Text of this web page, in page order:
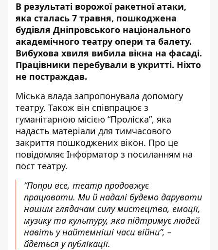
В результаті ворожої ракетної атаки,
яка сталась 7 травня, пошкоджена
будівля Дніпровського національного
академічного театру опери та балету.
Вибухова хвиля вибила вікна на фасаді.
Працівники перебували в укритті. Ніхто
не постраждав.
Міська влада запропонувала допомогу
театру. Також він співпрацює з
гуманітарною місією “Проліска”, яка
надасть матеріали для тимчасового
закриття пошкоджених вікон. Про це
повідомляє Інформатор з посиланням на
пост театру.
“Попри все, театр продовжує
працювати. Ми й надалі будемо дарувати
нашим глядачам силу мистецтва, емоції,
музику та культуру, яка підтримує людей
навіть у найтемніші часи війни”, –
йдеться у публікації.